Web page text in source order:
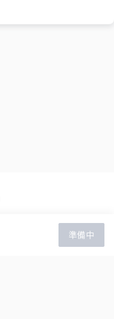
準備中